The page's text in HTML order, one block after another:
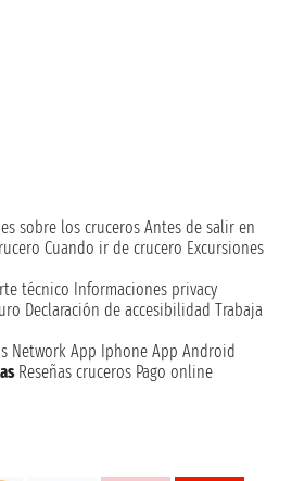
sobre los cruceros Antes de salir en
Cuando ir de crucero Excursiones
técnico Informaciones privacy
Declaración de accesibilidad Trabaja
Network App Iphone App Android
Reseñas cruceros Pago online